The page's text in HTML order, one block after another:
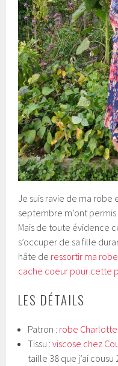
Je suis ravie de ma
septembre m’ont permis
Mais de toute évidence
s’occuper de sa fille
hâte de ressortir ma
cache coeur pour cette
LES DÉTAILS
Patron : robe
Tissu :viscose chez
taille 38 que j’ai cousu